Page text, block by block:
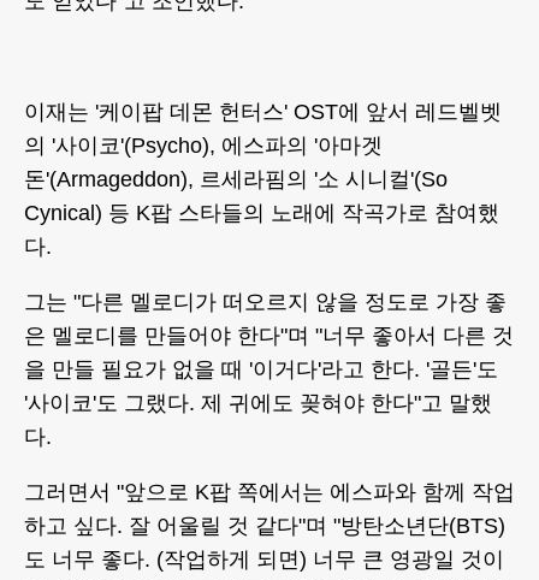
이재는 '케이팝 데몬 헌터스' OST에 앞서 레드벨벳
의 '사이코'(Psycho), 에스파의 '아마겟
돈'(Armageddon), 르세라핌의 '소 시니컬'(So
Cynical) 등 K팝 스타들의 노래에 작곡가로 참여했
다.
그는 "다른 멜로디가 떠오르지 않을 정도로 가장 좋
은 멜로디를 만들어야 한다"며 "너무 좋아서 다른 것
을 만들 필요가 없을 때 '이거다'라고 한다. '골든'도
'사이코'도 그랬다. 제 귀에도 꽂혀야 한다"고 말했
다.
그러면서 "앞으로 K팝 쪽에서는 에스파와 함께 작업
하고 싶다. 잘 어울릴 것 같다"며 "방탄소년단(BTS)
도 너무 좋다. (작업하게 되면) 너무 큰 영광일 것이